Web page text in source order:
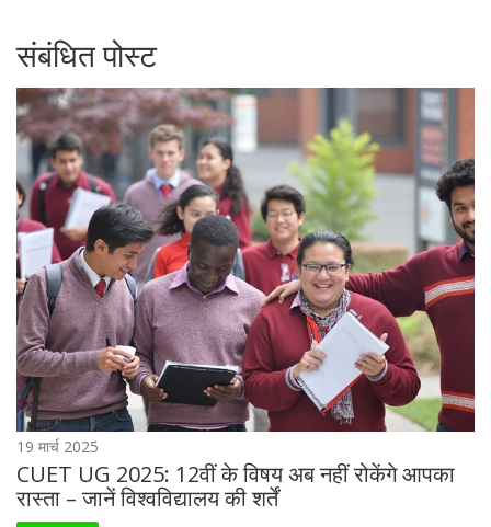
संबंधित पोस्ट
19 मार्च 2025
CUET UG 2025: 12वीं के विषय अब नहीं रोकेंगे आपका
रास्ता – जानें विश्वविद्यालय की शर्तें